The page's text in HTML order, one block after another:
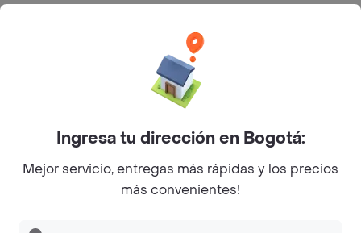
Facebook
Twitter
Instagram
©2026Rappi Inc. All rights reserved.
Ingresa tu dirección en Bogotá:
Mejor servicio, entregas más rápidas y los precios
más convenientes!